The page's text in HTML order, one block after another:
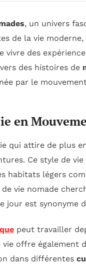
, un univers
de la vie
vivre des
des histoires de
par le
en
qui attire de plus
Ce style de
habitats légers
vie nomade
jour est synonyme
peut travailler
offre également
dans différentes